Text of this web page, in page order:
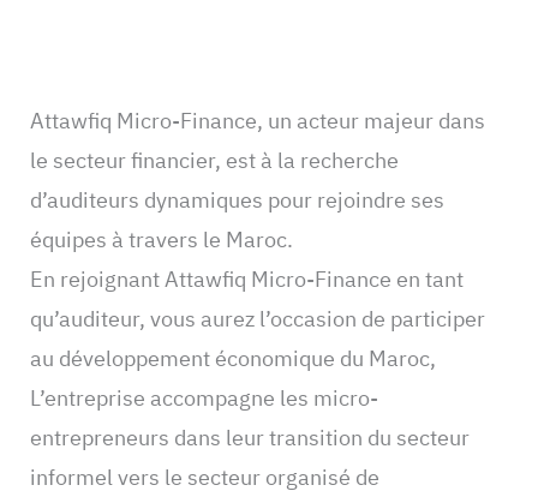
Attawfiq Micro-Finance, un acteur majeur dans
le secteur financier, est à la recherche
d’auditeurs dynamiques pour rejoindre ses
équipes à travers le Maroc.
En rejoignant Attawfiq Micro-Finance en tant
qu’auditeur, vous aurez l’occasion de participer
au développement économique du Maroc,
L’entreprise accompagne les micro-
entrepreneurs dans leur transition du secteur
informel vers le secteur organisé de